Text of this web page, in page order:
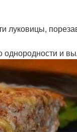
луковицы,
и